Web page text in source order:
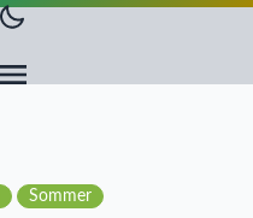
Sommer